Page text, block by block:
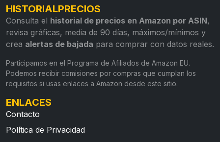
HISTORIALPRECIOS
Consulta el historial de precios en Amazon por ASIN,
revisa gráficas, media de 90 días, máximos/mínimos y
crea alertas de bajada para comprar con datos reales.
Participamos en el Programa de Afiliados de Amazon EU.
Podemos recibir comisiones por compras que cumplan los
requisitos si usas enlaces a Amazon desde este sitio.
ENLACES
Contacto
Política de Privacidad